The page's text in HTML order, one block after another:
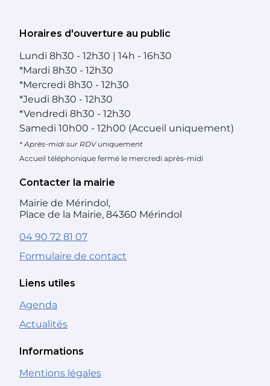
Horaires d'ouverture au public
Lundi 8h30 - 12h30 | 14h - 16h30
*Mardi 8h30 - 12h30
*Mercredi 8h30 - 12h30
*Jeudi 8h30 - 12h30
*Vendredi 8h30 - 12h30
Samedi 10h00 - 12h00 (Accueil uniquement)
* Après-midi sur RDV uniquement
Accueil téléphonique fermé le mercredi après-midi
Contacter la mairie
Mairie de Mérindol,
Place de la Mairie, 84360 Mérindol
04 90 72 81 07
Formulaire de contact
Liens utiles
Agenda
Actualités
Informations
Mentions légales